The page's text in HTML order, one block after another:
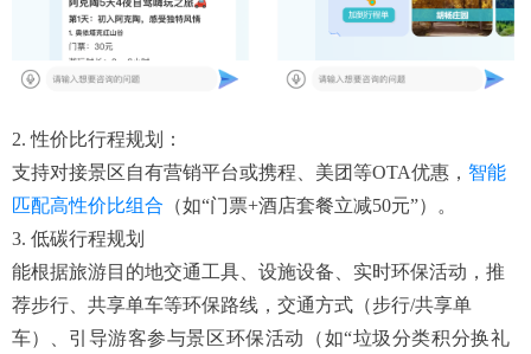
2. 性价比行程规划：
支持对接景区自有营销平台或携程、美团等OTA优惠， 智能
匹配高性价比组合 （如“门票+酒店套餐立减50元”）。
3. 低碳行程规划
能根据旅游目的地交通工具、设施设备、实时环保活动，推
荐步行、共享单车等环保路线，交通方式（步行/共享单
车）、 引导游客参与景区环保活动（如“垃圾分类积分换礼